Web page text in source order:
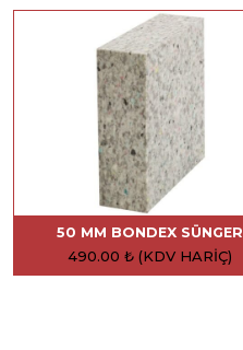
50 MM BONDEX SÜNGER
490.00₺ (KDV HARIÇ)